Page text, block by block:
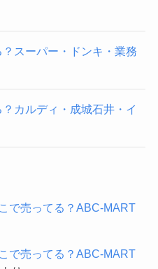
スーパー・ドンキ・業務
カルディ・成城石井・イ
で売ってる？ABC-MART
で売ってる？ABC-MART